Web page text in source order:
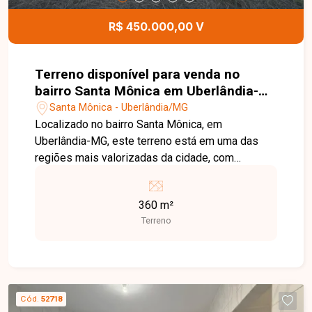
R$ 450.000,00 V
Terreno disponível para venda no
bairro Santa Mônica em Uberlândia-
MGSanta Mônica - Uberlândia/MG
Localizado no bairro Santa Mônica, em
Uberlândia-MG, este terreno está em uma das
regiões mais valorizadas da cidade, com
principais vias e próximo à Avenida Anselmo
Alves dos Santos, além de supermercados,
escolas, farmácias, universidades e diversos
metros de frente por 30 metros de profundidade.
Sua localização estratégica e topografia
360 m²
Terreno
Cód. 52718